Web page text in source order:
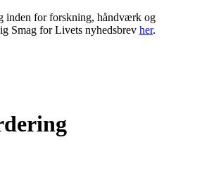
inden for forskning, håndværk og
Smag for Livets nyhedsbrev her.